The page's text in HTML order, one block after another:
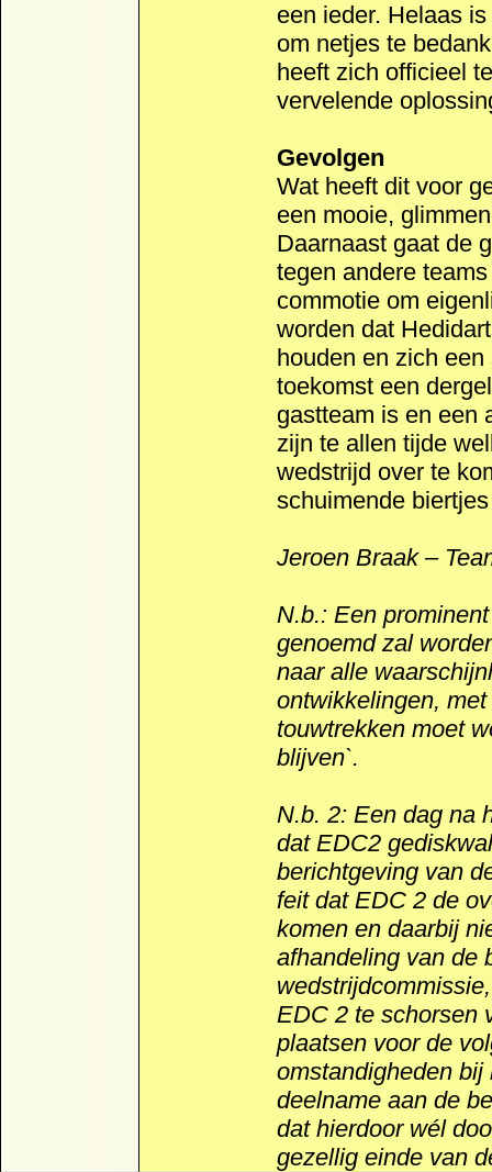
een ieder. Helaas
om netjes te
heeft zich officieel
vervelende
Gevolgen
Wat heeft dit voor
een mooie,
Daarnaast gaat de
tegen andere
commotie om
worden dat
houden en zich
toekomst een
gastteam is en een
zijn te allen tijde
wedstrijd over te
schuimende
Jeroen Braak –
N.b.: Een
genoemd zal
naar alle
ontwikkelingen,
touwtrekken moet
blijven`.
N.b. 2: Een dag na
dat EDC2
berichtgeving van
feit dat EDC 2 de
komen en daarbij
afhandeling van de
EDC 2 te schorsen
plaatsen voor de
omstandigheden
deelname aan de
dat hierdoor wél
gezellig einde van